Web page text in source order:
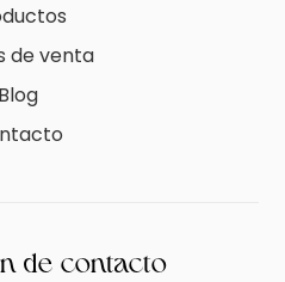
de venta
Blog
de contacto